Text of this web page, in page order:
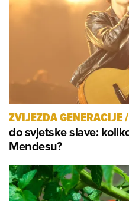
ZVIJEZDA GENERACIJE/
do svjetske slave:
Mendesu?